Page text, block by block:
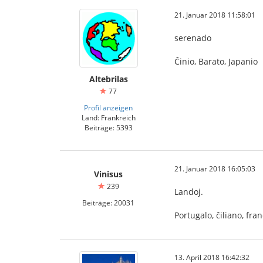
Altebrilas
77
Profil anzeigen
Land: Frankreich
Beiträge: 5393
21. Januar 2018 11:58:01
serenado
Ĉinio, Barato, Japanio
Vinisus
239
Beiträge: 20031
21. Januar 2018 16:05:03
Landoj.
Portugalo, ĉiliano,
13. April 2018 16:42:32